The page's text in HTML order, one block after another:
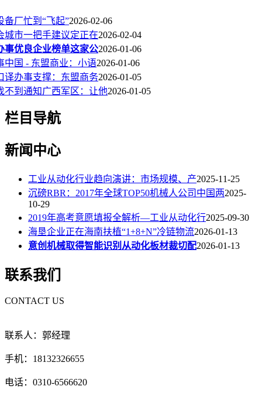
备厂忙到“飞起”2026-02-06
城市一把手建议定正在2026-02-04
事优良企业榜单这家公2026-01-06
中国 - 东盟商业：小语2026-01-06
译办事支撑：东盟商务2026-01-05
不到通知广西军区：让他2026-01-05
栏目导航
新闻中心
工业从动化行业趋向演讲：市场规模、产2025-11-25
沉磅RBR：2017年全球TOP50机械人公司中国两2025-
10-29
2019年高考意愿填报全解析—工业从动化行2025-09-30
海垦企业正在海南扶植“1+8+N”冷链物流2026-01-13
意创机械取得智能识别从动化板材裁切配2026-01-13
联系我们
CONTACT US
联系人：郭经理
手机：18132326655
电话：0310-6566620